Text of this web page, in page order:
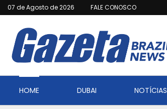
07 de Agosto de 2026 FALE CONOSCO
HOME DUBAI NOTÍCIAS